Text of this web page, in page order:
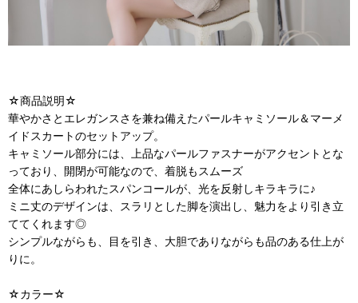
☆商品説明☆
華やかさとエレガンスさを兼ね備えたパールキャミソール＆マーメ
イドスカートのセットアップ。
キャミソール部分には、上品なパールファスナーがアクセントとな
っており、開閉が可能なので、着脱もスムーズ
全体にあしらわれたスパンコールが、光を反射しキラキラに♪
ミニ丈のデザインは、スラリとした脚を演出し、魅力をより引き立
ててくれます◎
シンプルながらも、目を引き、大胆でありながらも品のある仕上が
りに。
☆カラー☆